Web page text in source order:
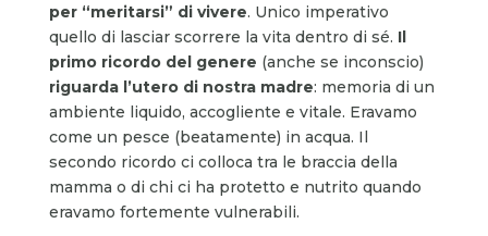
per “meritarsi” di vivere. Unico imperativo
quello di lasciar scorrere la vita dentro di sé. Il
primo ricordo del genere (anche se inconscio)
riguarda l’utero di nostra madre: memoria di un
ambiente liquido, accogliente e vitale. Eravamo
come un pesce (beatamente) in acqua. Il
secondo ricordo ci colloca tra le braccia della
mamma o di chi ci ha protetto e nutrito quando
eravamo fortemente vulnerabili.